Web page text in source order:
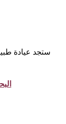
عيادة طبيب